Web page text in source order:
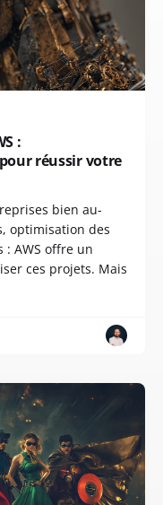
:
réussir votre
bien au-
optimisation des
AWS offre un
ces projets. Mais